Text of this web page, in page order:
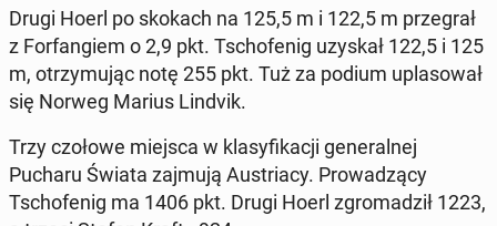
Drugi Hoerl po skokach na 125,5 m i 122,5 m prze­grał
z For­fan­giem o 2,9 pkt. Tscho­fe­nig uzyskał 122,5 i 125
m, otrzy­mu­jąc notę 255 pkt. Tuż za podium upla­so­wał
się Norweg Marius Lindvik.
Trzy czołowe miejsca w kla­sy­fi­ka­cji ge­ne­ral­nej
Pucharu Świata zajmują Au­stria­cy. Pro­wa­dzą­cy
Tscho­fe­nig ma 1406 pkt. Drugi Hoerl zgro­ma­dził 1223,